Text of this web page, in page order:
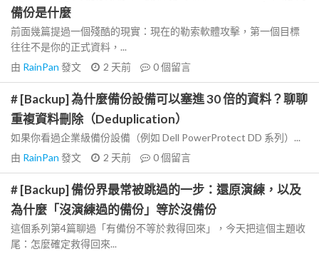
備份是什麼
前面幾篇提過一個殘酷的現實：現在的勒索軟體攻擊，第一個目標
往往不是你的正式資料，...
由 RainPan 發文 2 天前 0個留言
# [Backup] 為什麼備份設備可以塞進 30 倍的資料？聊聊
重複資料刪除（Deduplication）
如果你看過企業級備份設備（例如 Dell PowerProtect DD 系列）...
由 RainPan 發文 2 天前 0個留言
# [Backup] 備份界最常被跳過的一步：還原演練，以及
為什麼「沒演練過的備份」等於沒備份
這個系列第4篇聊過「有備份不等於救得回來」，今天把這個主題收
尾：怎麼確定救得回來...